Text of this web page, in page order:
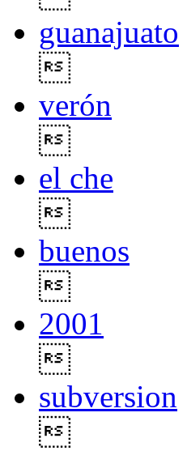
guanajuato
verón
el che
buenos
2001
subversion